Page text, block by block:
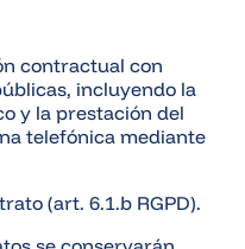
contractual con
incluyendo la
y la prestación del
telefónica mediante
(art. 6.1.b RGPD).